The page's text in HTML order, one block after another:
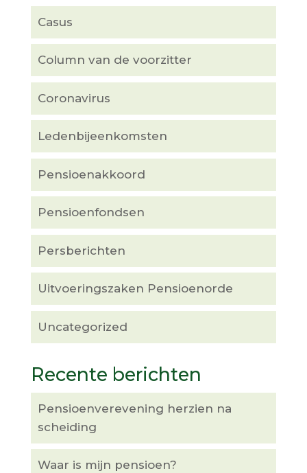
Casus
Column van de voorzitter
Coronavirus
Ledenbijeenkomsten
Pensioenakkoord
Pensioenfondsen
Persberichten
Uitvoeringszaken Pensioenorde
Uncategorized
Recente berichten
Pensioenverevening herzien na
scheiding
Waar is mijn pensioen?